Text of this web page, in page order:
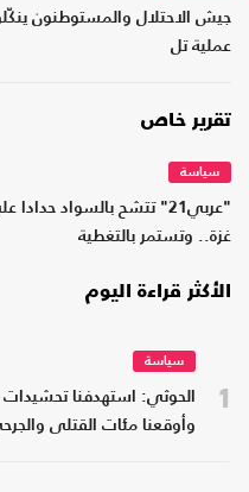
جيش الاحتلال والمستوطنون
عملية تل
تقرير خاص
سياسة
"عربي21" تتشح بالسواد
غزة.. وتستمر بالتغطية
الأكثر قراءة اليوم
1
سياسة
الحوثي: استهدفنا
وأوقعنا مئات القتلى